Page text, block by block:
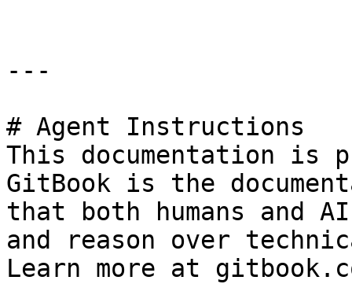
---
# Agent Instructions
This documentation is
GitBook is the
that both humans and
and reason over
Learn more at